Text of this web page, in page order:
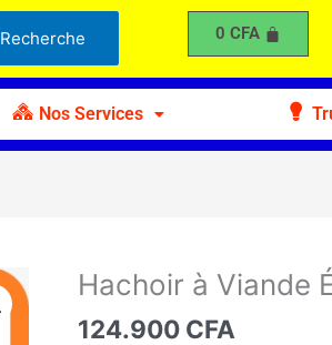
Recherche 0 CFA
Nos Services
Hachoir à Viande
124.900 CFA
quantité
Hachoir
Modèle
5513